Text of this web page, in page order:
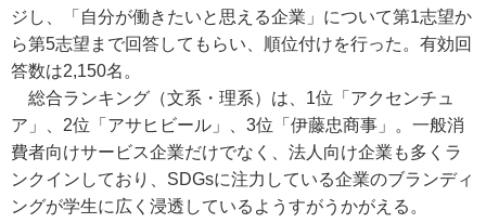
ジし、「自分が働きたいと思える企業」について第1志望か
ら第5志望まで回答してもらい、順位付けを行った。有効回
答数は2,150名。
総合ランキング（文系・理系）は、1位「アクセンチュ
ア」、2位「アサヒビール」、3位「伊藤忠商事」。一般消
費者向けサービス企業だけでなく、法人向け企業も多くラ
ンクインしており、SDGsに注力している企業のブランディ
ングが学生に広く浸透しているようすがうかがえる。